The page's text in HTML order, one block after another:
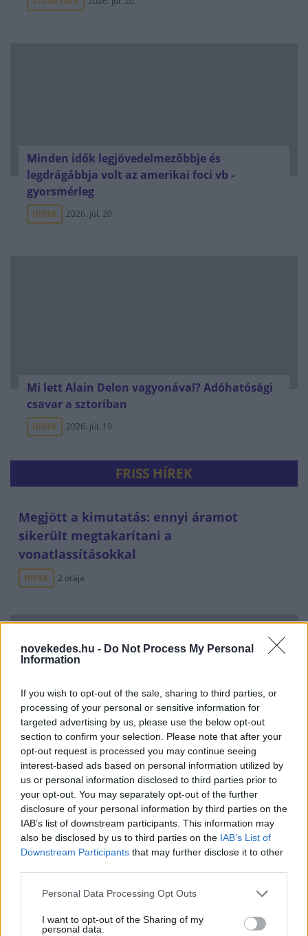
novekedes.hu - Do Not Process My Personal
Information
If you wish to opt-out of the sale, sharing to third parties, or
processing of your personal or sensitive information for
targeted advertising by us, please use the below opt-out
section to confirm your selection. Please note that after your
opt-out request is processed you may continue seeing
interest-based ads based on personal information utilized by
us or personal information disclosed to third parties prior to
your opt-out. You may separately opt-out of the further
disclosure of your personal information by third parties on the
IAB’s list of downstream participants. This information may
also be disclosed by us to third parties on the IAB’s List of
Downstream Participants that may further disclose it to other
Please note that this website/app uses one or more Google
not limited to your visit or usage behaviour. You may click to
grant or deny consent to Google and its third-party tags to
Personal Data Processing Opt Outs
I want to opt-out of the Sharing of my
personal data.
Minden idők legjövedelmezőbbje és
legdrágábbja volt az amerikai foci vb -
gyorsmérleg
HÍREK 2026. júl. 20.
Mi lett Alain Delon vagyonával? Adóhatósági
csavar a sztoriban
HÍREK 2026. júl. 19.
FRISS HÍREK
Megjött a kimutatás: ennyi áramot
sikerült megtakarítani a
vonatlassításokkal
HÍREK 2 órája
Olasz lap: dzsihadista hálózatokra és a ceutai
bevándorlás biztonsági kockázataira
figyelmeztetnek a titkosszolgálatok
HÍREK 4 órája
Heaven Street Seven: nézz vissza, és nézd
vissza!